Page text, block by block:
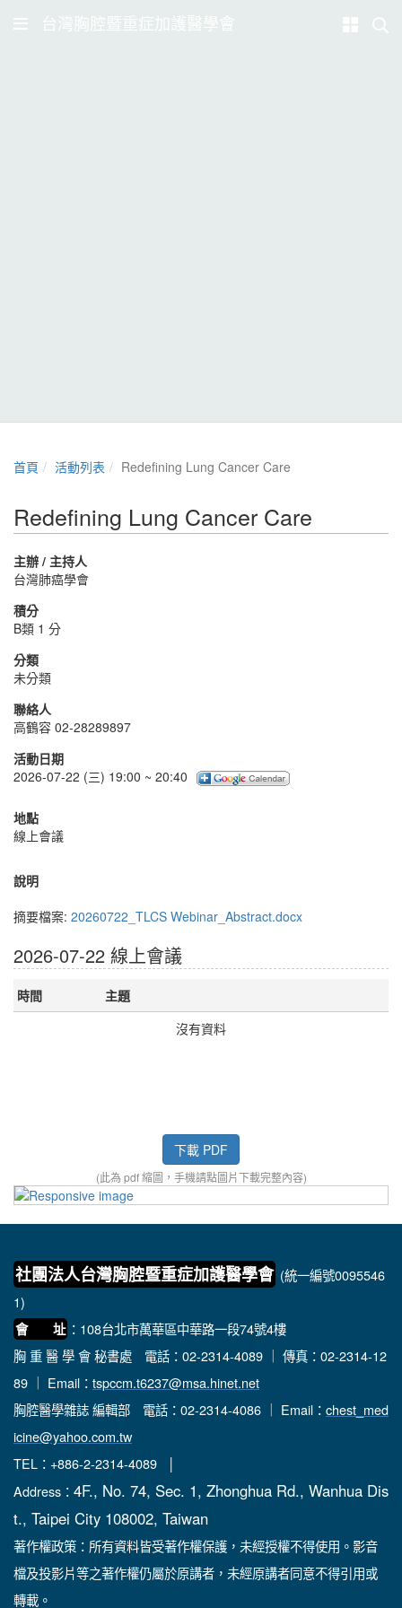
台灣胸腔暨重症加護醫學會
首頁 活動列表 Redefining Lung Cancer Care
Redefining Lung Cancer Care
主辦 / 主持人
台灣肺癌學會
積分
B類 1 分
分類
未分類
聯絡人
高鶴容 02-28289897
活動日期
2026-07-22 (三) 19:00 ~ 20:40
地點
線上會議
說明
摘要檔案: 20260722_TLCS Webinar_Abstract.docx
2026-07-22 線上會議
時間
主題
沒有資料
下載 PDF
(此為 pdf 縮圖，手機請點圖片下載完整內容)
社團法人台灣胸腔暨重症加護醫學會 (統一編號0095546
1)
會 址 ：108台北市萬華區中華路一段74號4樓
胸 重 醫 學 會 秘書處 電話：02-2314-4089 ｜ 傳真：02-2314-12
89 ｜ Email： tspccm.t6237@msa.hinet.net
胸腔醫學雜誌 編輯部 電話：02-2314-4086 ｜ Email： chest_med
icine@yahoo.com.tw
TEL：+886-2-2314-4089 │
Address： 4F., No. 74, Sec. 1, Zhonghua Rd., Wanhua Dis
t., Taipei City 108002, Taiwan
著作權政策：所有資料皆受著作權保護，未經授權不得使用。影音
檔及投影片等之著作權仍屬於原講者，未經原講者同意不得引用或
轉載。